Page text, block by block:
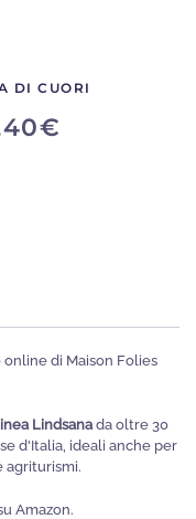
DI CUORI
€
online di Maison Folies
Lindsana da oltre 30
d'Italia, ideali anche per
agriturismi.
Amazon.